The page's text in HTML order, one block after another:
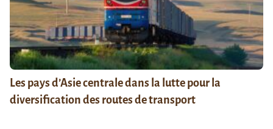
Les pays d’Asie centrale dans la lutte pour la
diversification des routes de transport